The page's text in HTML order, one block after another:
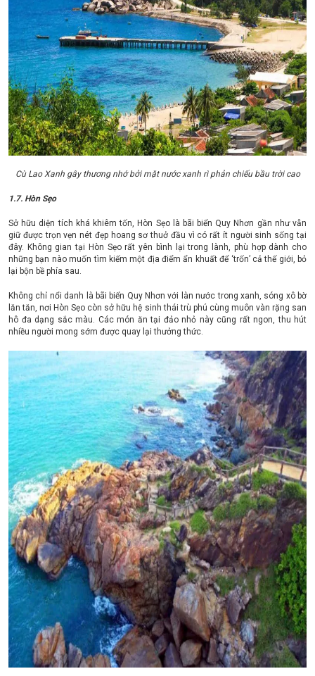
Cù Lao Xanh gây thương nhớ bởi mặt nước xanh rì phản chiếu bầu trời cao
1.7. Hòn Sẹo
Sở hữu diện tích khá khiêm tốn, Hòn Sẹo là bãi biển Quy Nhơn gần như vẫn
giữ được trọn vẹn nét đẹp hoang sơ thuở đầu vì có rất ít người sinh sống tại
đây. Không gian tại Hòn Sẹo rất yên bình lại trong lành, phù hợp dành cho
những bạn nào muốn tìm kiếm một địa điểm ẩn khuất để ‘trốn’ cả thế giới, bỏ
lại bộn bề phía sau.
Không chỉ nổi danh là bãi biển Quy Nhơn với làn nước trong xanh, sóng xô bờ
lăn tăn, nơi Hòn Sẹo còn sở hữu hệ sinh thái trù phú cùng muôn vàn rặng san
hô đa dạng sắc màu. Các món ăn tại đảo nhỏ này cũng rất ngon, thu hút
nhiều người mong sớm được quay lại thưởng thức.